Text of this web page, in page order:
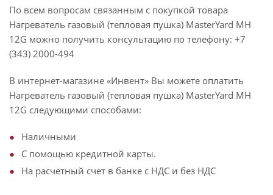
По всем вопросам связанным с покупкой товара
Нагреватель газовый (тепловая пушка) MasterYard MH
12G можно получить консультацию по телефону: +7
(343) 2000-494
В интернет-магазине «Инвент» Вы можете оплатить
Нагреватель газовый (тепловая пушка) MasterYard MH
12G следующими способами:
Наличными
С помощью кредитной карты.
На расчетный счет в банке с НДС и без НДС